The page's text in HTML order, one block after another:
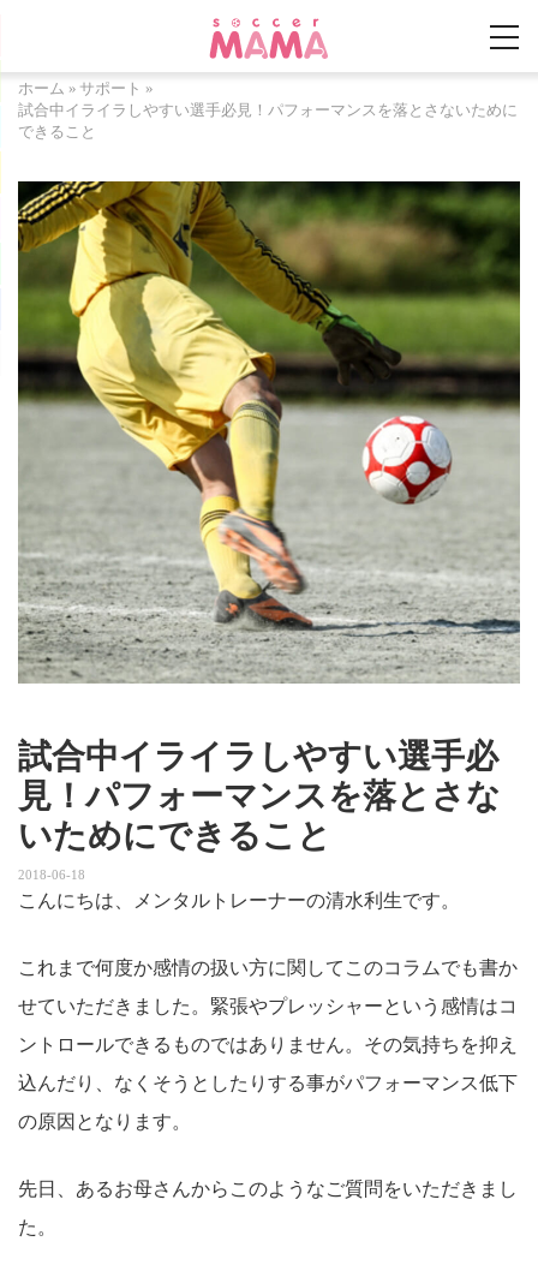
ホーム » サポート »
試合中イライラしやすい選手必見！パフォーマンスを落とさないために
できること
試合中イライラしやすい選手必
見！パフォーマンスを落とさな
いためにできること
2018-06-18
こんにちは、メンタルトレーナーの清水利生です。
これまで何度か感情の扱い方に関してこのコラムでも書か
せていただきました。緊張やプレッシャーという感情はコ
ントロールできるものではありません。その気持ちを抑え
込んだり、なくそうとしたりする事がパフォーマンス低下
の原因となります。
先日、あるお母さんからこのようなご質問をいただきまし
た。